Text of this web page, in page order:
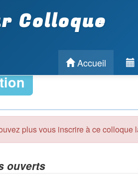
Colloque
Accueil
plus vous inscrire à ce colloque
ouverts